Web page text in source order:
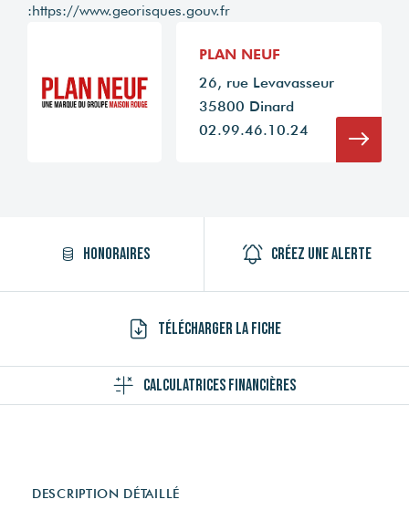
:https://www.georisques.gouv.fr
PLAN NEUF
26, rue Levavasseur
35800 Dinard
02.99.46.10.24
Honoraires Créez une alerte
Télécharger la fiche
Calculatrices financières
DESCRIPTION DÉTAILLÉ